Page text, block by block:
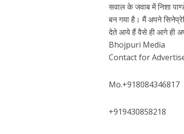
पवन
सवाल के जवाब में निशा
बन गया है। मैं अपने
देते आये हैं वैसे ही आगे ही
Bhojpuri Media
Contact for
Mo.+918084346817
+919430858218